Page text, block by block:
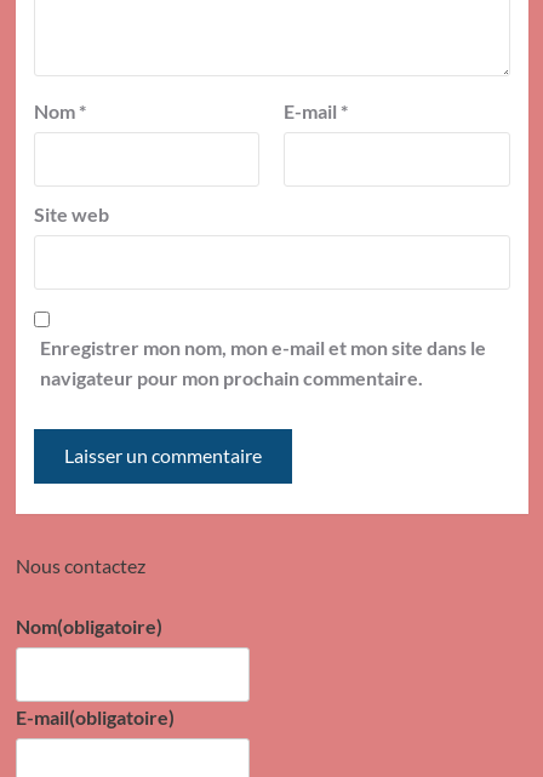
Nom * E-mail *
Site web
Enregistrer mon nom, mon e-mail et mon site dans le
navigateur pour mon prochain commentaire.
Nous contactez
Nom(obligatoire)
E-mail(obligatoire)